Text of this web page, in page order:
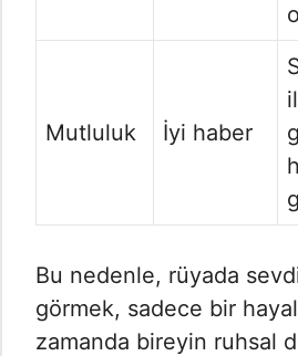
Mutluluk İyi haber
Bu nedenle, rüyada
görmek, sadece bir
zamanda bireyin ruhsal